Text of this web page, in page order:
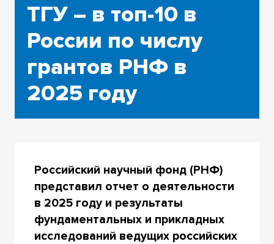
ТГУ – в топ-10 в
России по числу
грантов РНФ в
2025 году
Российский научный фонд (РНФ)
представил отчет о деятельности
в 2025 году и результаты
фундаментальных и прикладных
исследований ведущих российских